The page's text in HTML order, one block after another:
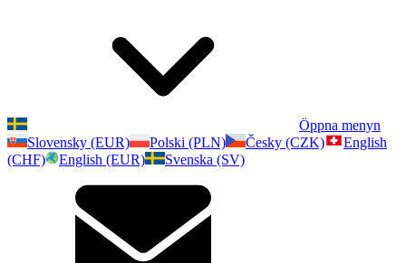
Öppna menyn
Slovensky (EUR)
Polski (PLN) Česky (CZK)
English
(CHF)
English (EUR) Svenska (SV)